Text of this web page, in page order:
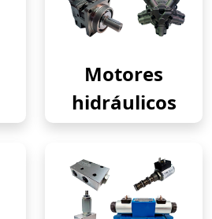
Motores
hidráulicos